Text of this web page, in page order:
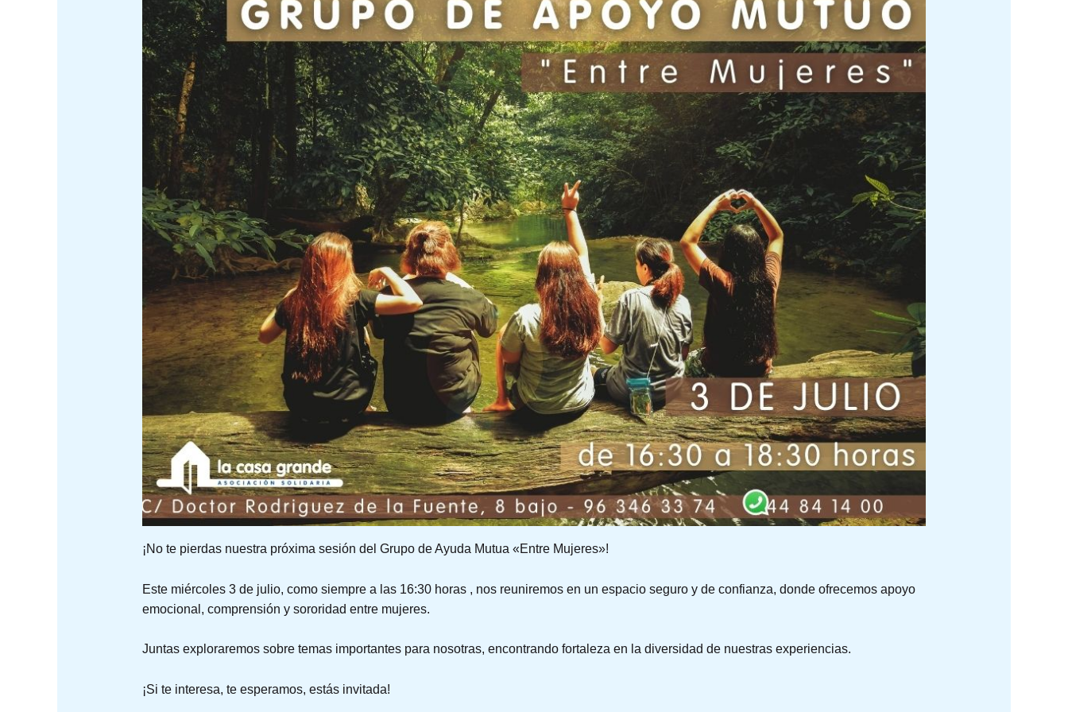
¡No te pierdas nuestra próxima sesión del Grupo de Ayuda Mutua «Entre Mujeres»!
Este miércoles 3 de julio, como siempre a las 16:30 horas , nos reuniremos en un espacio seguro y de confianza, donde ofrecemos apoyo
emocional, comprensión y sororidad entre mujeres.
Juntas exploraremos sobre temas importantes para nosotras, encontrando fortaleza en la diversidad de nuestras experiencias.
¡Si te interesa, te esperamos, estás invitada!